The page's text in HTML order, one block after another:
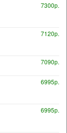
7300р.
7120р.
7090р.
6995р.
6995р.